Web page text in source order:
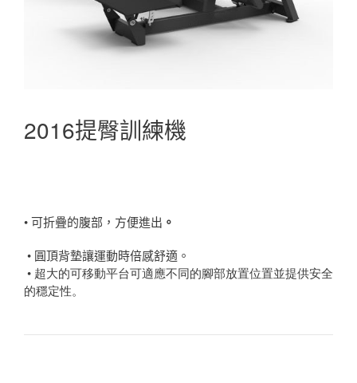
2016提臀訓練機
• 可折疊的腹部，方便進出 。
• 圓頂背墊讓運動時倍感舒適。
• 超大的可移動平台可適應不同的腳部放置位置並提供安全
的穩定性。